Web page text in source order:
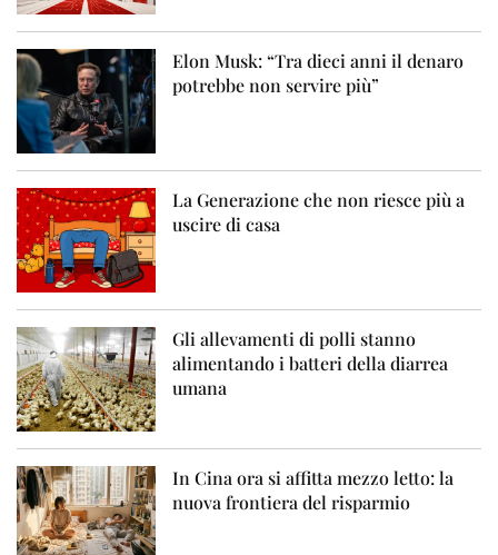
Elon Musk: “Tra dieci anni il denaro
potrebbe non servire più”
La Generazione che non riesce più a
uscire di casa
Gli allevamenti di polli stanno
alimentando i batteri della diarrea
umana
In Cina ora si affitta mezzo letto: la
nuova frontiera del risparmio